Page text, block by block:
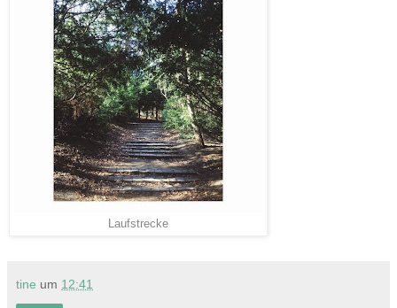
Laufstrecke
tine um 12:41